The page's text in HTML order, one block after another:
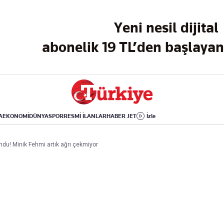
Yeni nesil dijital
abonelik 19 TL’den
EKONOMİDÜNYASPORRESMİ İLANLARHABER JET İzle
Amerika
İsrail-Gazze
Yemek
Aktüel
Sinema
Kitap
Minik Fehmi artık ağrı çekmiyor